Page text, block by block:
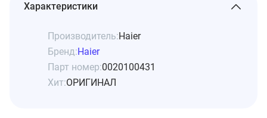
Характеристики
Производитель:Haier
Бренд:Haier
Парт номер:0020100431
Хит:ОРИГИНАЛ